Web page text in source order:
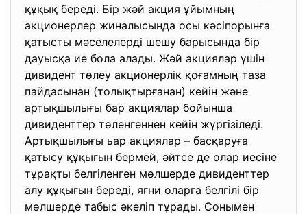
құқық береді. Бір жәй акция ұйымның
акционерлер жиналысында осы кәсіпорынға
қатысты мәселелерді шешу барысында бір
дауысқа ие бола алады. Жәй акциялар үшін
дивидент төлеу акционерлік қоғамның таза
пайдасынан (толықтырғанан) кейін және
артықшылығы бар акциялар бойынша
дивиденттер төленгеннен кейін жүргізіледі.
Артықшылығы ьар акциялар – басқаруға
қатысу құқығын бермей, әйтсе де олар иесіне
тұрақты белгіленген мөлшерде дивиденттер
алу құқығын береді, яғни оларға белгілі бір
мөлшерде табыс әкеліп тұрады. Сонымен